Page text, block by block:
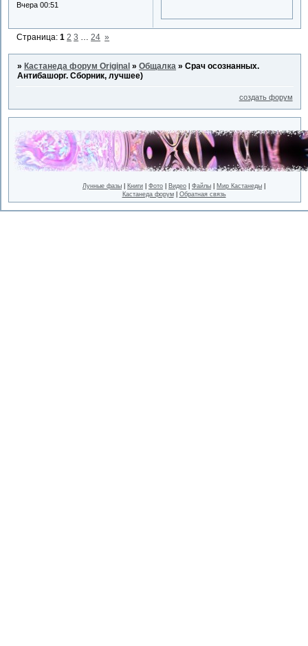
Вчера 00:51
Страница:1 2 3 … 24 »
»Кастанеда форум Original »Общалка »Срач осознанных.
Антибашорг. Сборник, лучшее)
создать форум
Лунные фазы Книги Фото Видео Файлы Мир Кастанеды
Кастанеда форум| Обратная связь